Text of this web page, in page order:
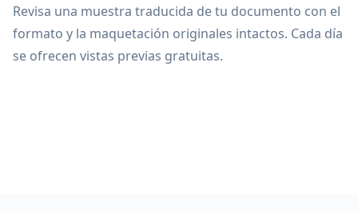
Revisa una muestra traducida de tu documento con el
formato y la maquetación originales intactos. Cada día
se ofrecen vistas previas gratuitas.